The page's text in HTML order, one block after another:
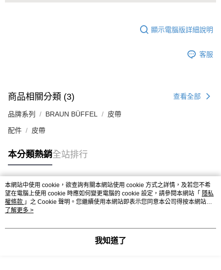
顯示電腦版詳細說明
客服
商品相關分類 (3) 查看全部
品牌系列 BRAUN BÜFFEL 皮帶
配件 皮帶
本分類熱銷全站排行
熱門標籤
本網站中使用 cookie，欲查詢有關本網站使用 cookie 方式之詳情，及若您不希
望在電腦上使用 cookie 時應如何變更電腦的 cookie 設定，請參閱本網站「 隱私
權條款 」之 Cookie 聲明。您繼續使用本網站即表示您同意本公司得按本網站使
用條款之 Cookie 聲明使用 cookie。
了解更多 >
我知道了